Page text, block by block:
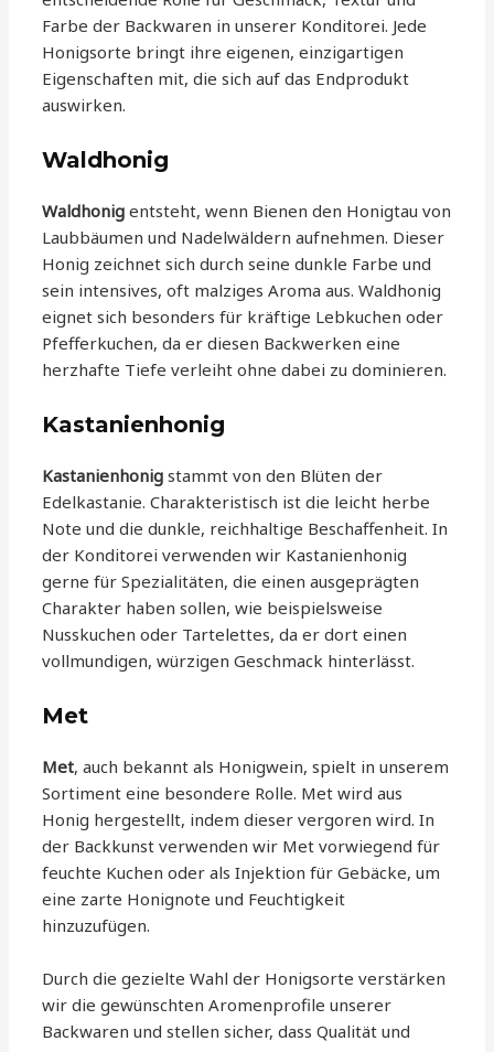
Farbe der Backwaren in unserer Konditorei. Jede
Honigsorte bringt ihre eigenen, einzigartigen
Eigenschaften mit, die sich auf das Endprodukt
auswirken.
Waldhonig
Waldhonig entsteht, wenn Bienen den Honigtau von
Laubbäumen und Nadelwäldern aufnehmen. Dieser
Honig zeichnet sich durch seine dunkle Farbe und
sein intensives, oft malziges Aroma aus. Waldhonig
eignet sich besonders für kräftige Lebkuchen oder
Pfefferkuchen, da er diesen Backwerken eine
herzhafte Tiefe verleiht ohne dabei zu dominieren.
Kastanienhonig
Kastanienhonig stammt von den Blüten der
Edelkastanie. Charakteristisch ist die leicht herbe
Note und die dunkle, reichhaltige Beschaffenheit. In
der Konditorei verwenden wir Kastanienhonig
gerne für Spezialitäten, die einen ausgeprägten
Charakter haben sollen, wie beispielsweise
Nusskuchen oder Tartelettes, da er dort einen
vollmundigen, würzigen Geschmack hinterlässt.
Met
Met, auch bekannt als Honigwein, spielt in unserem
Sortiment eine besondere Rolle. Met wird aus
Honig hergestellt, indem dieser vergoren wird. In
der Backkunst verwenden wir Met vorwiegend für
feuchte Kuchen oder als Injektion für Gebäcke, um
eine zarte Honignote und Feuchtigkeit
hinzuzufügen.
Durch die gezielte Wahl der Honigsorte verstärken
wir die gewünschten Aromenprofile unserer
Backwaren und stellen sicher, dass Qualität und